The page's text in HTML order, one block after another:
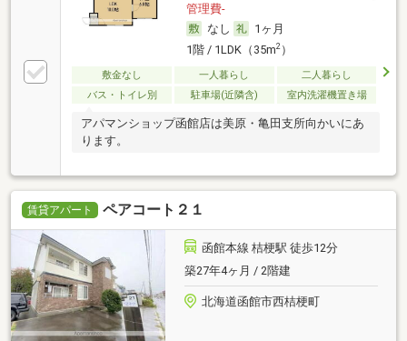
管理費-
なし
1ヶ月
1階 / 1LDK（35m2）
敷金なし 一人暮らし
二人暮らし
バス・トイレ別
駐車場(近隣含) 室内洗濯機置き場
アパマンショップ函館店は美原・亀田支所向かいにあ
ります。
賃貸アパート ペアコート２１
函館本線 桔梗駅 徒歩12分
築27年4ヶ月 / 2階建
北海道函館市西桔梗町